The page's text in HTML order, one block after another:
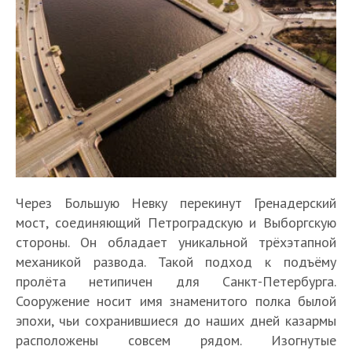
Через Большую Невку перекинут Гренадерский
мост, соединяющий Петроградскую и Выборгскую
стороны. Он обладает уникальной трёхэтапной
механикой развода. Такой подход к подъёму
пролёта нетипичен для Санкт-Петербурга.
Сооружение носит имя знаменитого полка былой
эпохи, чьи сохранившиеся до наших дней казармы
расположены совсем рядом. Изогнутые